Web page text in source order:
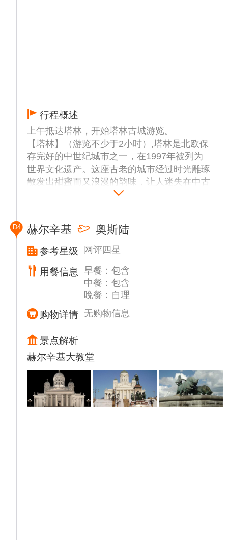
行程概述
上午抵达塔林，开始塔林古城游览。
【塔林】（游览不少于2小时）,塔林是北欧保
存完好的中世纪城市之一，在1997年被列为
世界文化遗产。这座古老的城市经过时光雕琢
散发出甜蜜而又浪漫的韵味，让人迷失在中古
世纪的遗风中。爱沙尼亚全世界空气质量至
高的圆顶东正教堂。位于塔林上城，是一座19
世纪俄罗斯东正教教堂，以13世纪抗击条顿骑
士团入侵的亚历山大.涅夫斯基命名。
【塔林老城观景台】,拥有超过180度的视角，
是欣赏旧城的不二地点，从高可以俯瞰塔林旧
城的景色，墙上的"The Times we had"已经成
为塔林的网红打卡拍摄点。
【塔林市政大楼】外观,
下午乘坐轮渡船前往赫尔辛基。
D4 赫尔辛基 奥斯陆
参考星级 网评四星
用餐信息
早餐：包含
中餐：包含
晚餐：自理
购物详情 无购物信息
景点解析
赫尔辛基大教堂